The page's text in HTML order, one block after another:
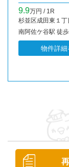
9.9万円 / 1R
杉並区成田東１丁
南阿佐ケ谷駅 徒
物件詳細